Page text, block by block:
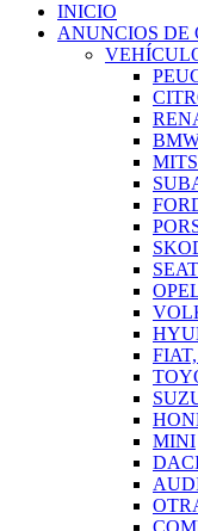
INICIO
ANUNCIOS DE
SEAT
MINI